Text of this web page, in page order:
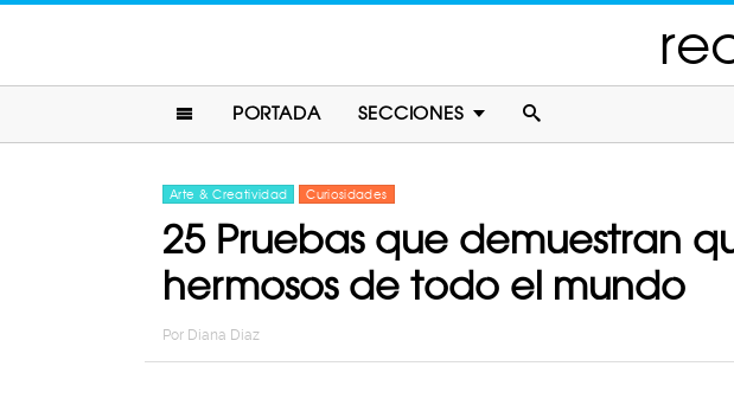
PORTADA SECCIONES
Arte & Creatividad Curiosidades
25 Pruebas que demuestran
hermosos de todo el mundo
Por Diana Diaz